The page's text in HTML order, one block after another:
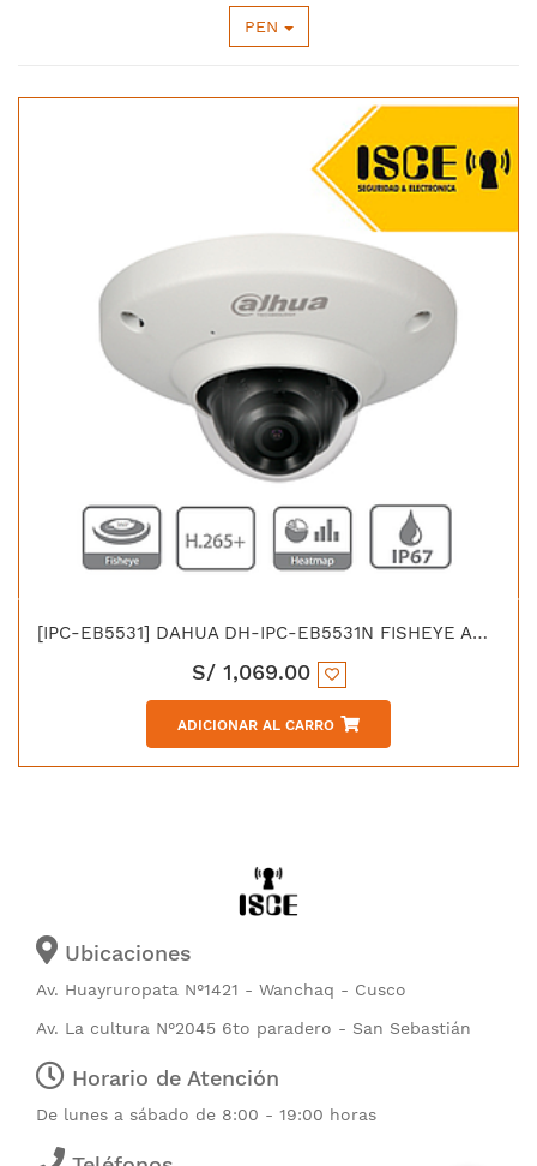
PEN
[IPC-EB5531] DAHUA DH-IPC-EB5531N FISHEYE ANTIV 1/2.7'' 5MP IP67 IK08 C/MICRO
S/ 1,069.00
ADICIONAR AL CARRO
Ubicaciones
Av. Huayruropata N°1421 - Wanchaq - Cusco
Av. La cultura N°2045 6to paradero - San Sebastián
Horario de Atención
De lunes a sábado de 8:00 - 19:00 horas